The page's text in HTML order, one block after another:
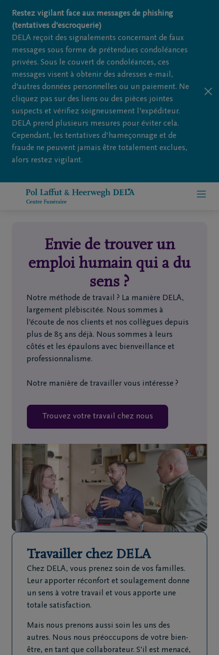
Restez vigilant face aux messages de phishing
(tentatives d'escroquerie)
DELA reçoit des signalements concernant de faux
messages sous forme de prétendues condoléances
privées. Sous le couvert de condoléances, ces
messages visent à obtenir des adresses e-mail,
d'autres données personnelles ou un paiement. Ne
cliquez pas sur des liens ou des pièces jointes
suspects et vérifiez soigneusement l'expéditeur.
DELA prend plusieurs mesures pour éviter cela.
Cependant, les tentatives d'hameçonnage et de
fraude ne peuvent jamais être totalement exclues,
alors restez vigilant.
Home
de
nous
Contact
des
Avis
de
décès
Nos
centres
funéraires
fréquemment
posées
Assistance
en cas de
24h/24
+32
Envie de trouver un
emploi humain qui a du
sens ?
Notre méthode de travail ? La manière DELA,
largement plébiscitée. Nous sommes à
l’écoute de nos clients et nos collègues depuis
plus de 85 ans déjà. Nous sommes à leurs
côtés et les épaulons avec bienveillance et
professionnalisme.
Notre manière de travailler vous intéresse ?
Trouvez votre travail chez nous
Travailler chez DELA
Chez DELA, vous prenez soin de vos familles.
Leur apporter réconfort et soulagement donne
un sens à votre travail et vous apporte une
totale satisfaction.
Mais nous prenons aussi soin les uns des
autres. Nous nous préoccupons de votre bien-
être, en tant que collaborateur. S’il est menacé,